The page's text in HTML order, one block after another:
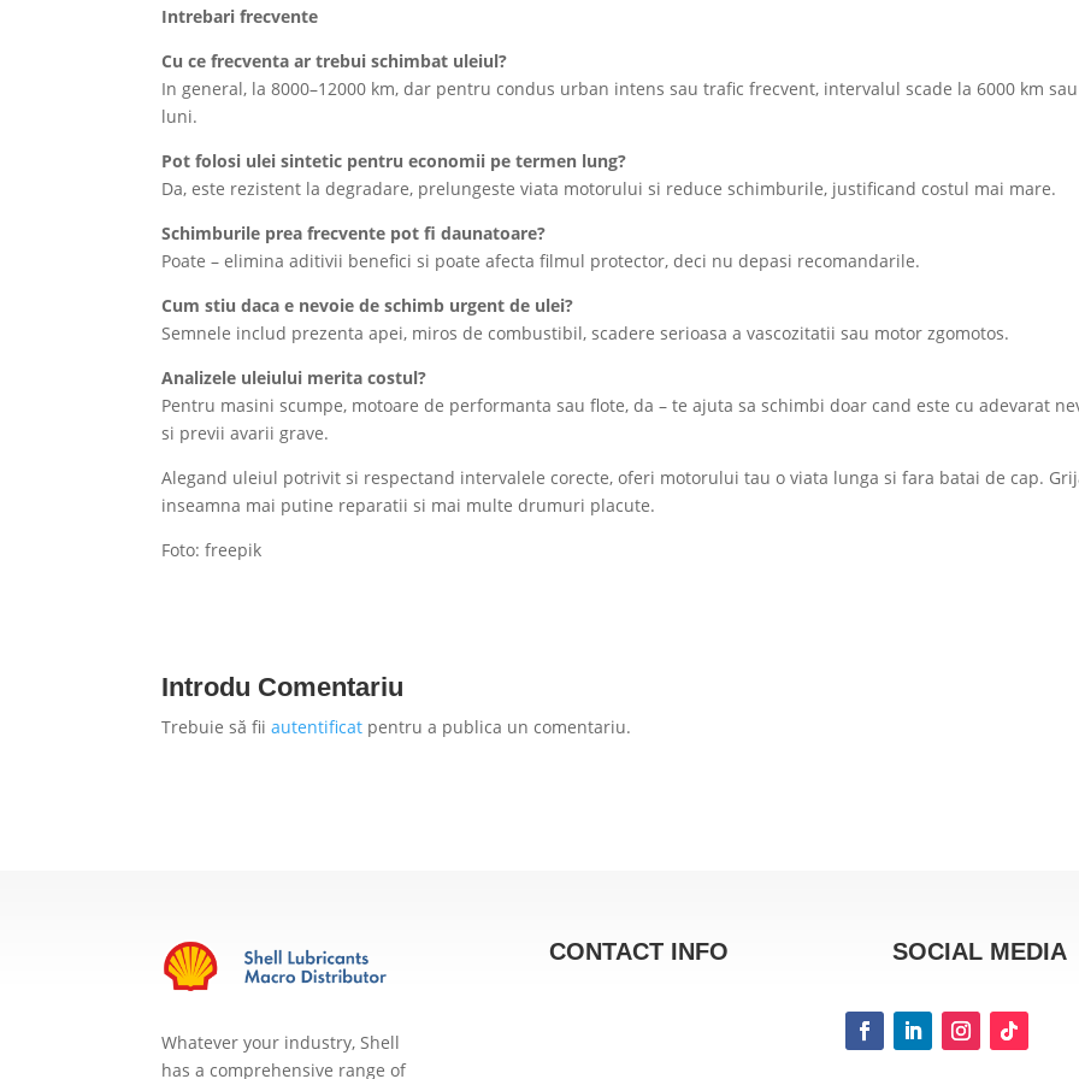
Intrebari frecvente
Cu ce frecventa ar trebui schimbat uleiul?
In general, la 8000–12000 km, dar pentru condus urban intens sau trafic frecvent, intervalul scade la 6000 km
luni.
Pot folosi ulei sintetic pentru economii pe termen lung?
Da, este rezistent la degradare, prelungeste viata motorului si reduce schimburile, justificand costul mai mare.
Schimburile prea frecvente pot fi daunatoare?
Poate – elimina aditivii benefici si poate afecta filmul protector, deci nu depasi recomandarile.
Cum stiu daca e nevoie de schimb urgent de ulei?
Semnele includ prezenta apei, miros de combustibil, scadere serioasa a vascozitatii sau motor zgomotos.
Analizele uleiului merita costul?
Pentru masini scumpe, motoare de performanta sau flote, da – te ajuta sa schimbi doar cand este cu adevarat
si previi avarii grave.
Alegand uleiul potrivit si respectand intervalele corecte, oferi motorului tau o viata lunga si fara batai de cap.
inseamna mai putine reparatii si mai multe drumuri placute.
Foto: freepik
Introdu Comentariu
Trebuie să fiiautentificat pentru a publica un comentariu.
Whatever your industry, Shell
has a comprehensive range of
CONTACT INFO SOCIAL MEDIA